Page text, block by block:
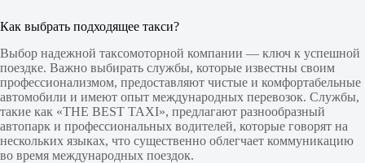
Как выбрать подходящее такси?
Выбор надежной таксомоторной компании — ключ к успешной
поездке. Важно выбирать службы, которые известны своим
профессионализмом, предоставляют чистые и комфортабельные
автомобили и имеют опыт международных перевозок. Службы,
такие как «THE BEST TAXI», предлагают разнообразный
автопарк и профессиональных водителей, которые говорят на
нескольких языках, что существенно облегчает коммуникацию
во время международных поездок.